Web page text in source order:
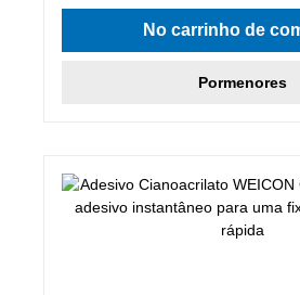
No carrinho de
Pormenores